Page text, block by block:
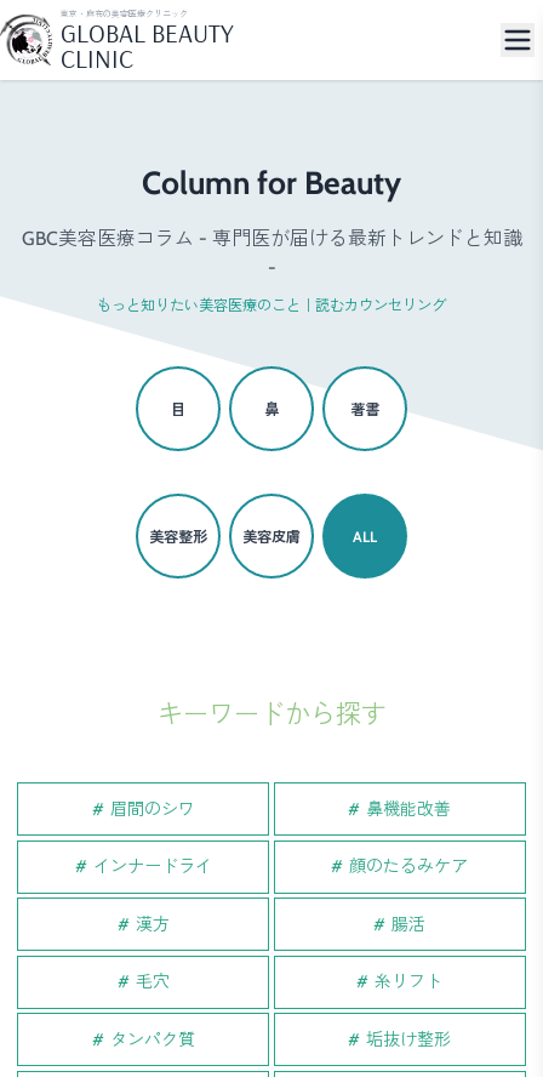
東京・麻布の美容医療クリニック
GLOBAL BEAUTY
CLINIC
Column for Beauty
GBC美容医療コラム - 専門医が届ける最新トレンドと知識
-
もっと知りたい美容医療のこと｜読むカウンセリング
目 鼻 著書
美容整形 美容皮膚 ALL
キーワードから探す
眉間のシワ 鼻機能改善
インナードライ 顔のたるみケア
漢方 腸活
毛穴 糸リフト
タンパク質 垢抜け整形